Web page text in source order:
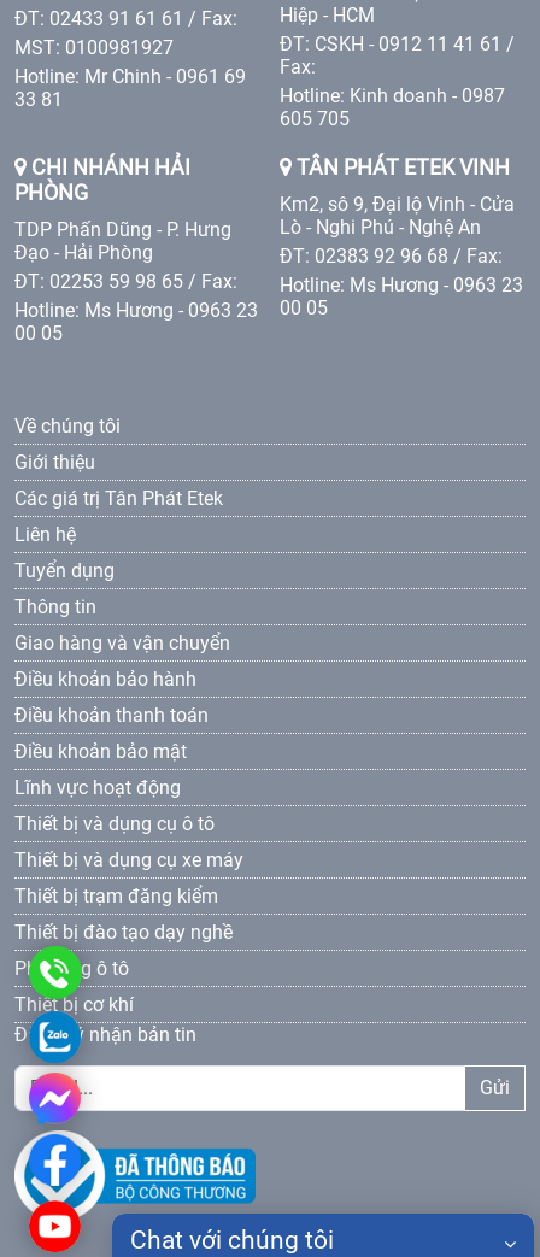
ĐT: 02433 91 61 61 / Fax:
MST: 0100981927
Hotline: Mr Chinh - 0961 69
33 81
Hiệp - HCM
ĐT: CSKH - 0912 11 41 61 /
Fax:
Hotline: Kinh doanh - 0987
605 705
CHI NHÁNH HẢI
PHÒNG
TDP Phấn Dũng - P. Hưng
Đạo - Hải Phòng
ĐT: 02253 59 98 65 / Fax:
Hotline: Ms Hương - 0963 23
00 05
TÂN PHÁT ETEK VINH
Km2, sô 9, Đại lộ Vinh - Cửa
Lò - Nghi Phú - Nghệ An
ĐT: 02383 92 96 68 / Fax:
Hotline: Ms Hương - 0963 23
00 05
Về chúng tôi
Giới thiệu
Các giá trị Tân Phát Etek
Liên hệ
Tuyển dụng
Thông tin
Giao hàng và vận chuyển
Điều khoản bảo hành
Điều khoản thanh toán
Điều khoản bảo mật
Lĩnh vực hoạt động
Thiết bị và dụng cụ ô tô
Thiết bị và dụng cụ xe máy
Thiết bị trạm đăng kiểm
Thiết bị đào tạo dạy nghề
Phụ tùng ô tô
Thiết bị cơ khí
Đăng ký nhận bản tin
Gửi
0961
69
81
0961693381
Chat với chúng tôi